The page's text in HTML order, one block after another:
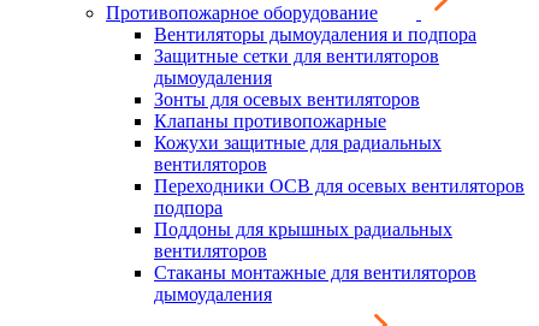
Противопожарное оборудование
Вентиляторы дымоудаления и подпора
Защитные сетки для вентиляторов
дымоудаления
Зонты для осевых вентиляторов
Клапаны противопожарные
Кожухи защитные для радиальных
вентиляторов
Переходники ОСВ для осевых вентиляторов
подпора
Поддоны для крышных радиальных
вентиляторов
Стаканы монтажные для вентиляторов
дымоудаления